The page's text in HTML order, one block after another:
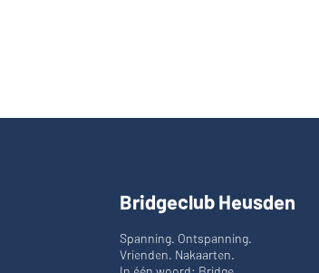
Bridgeclub Heusden
Spanning. Ontspanning.
Vrienden. Nakaarten.